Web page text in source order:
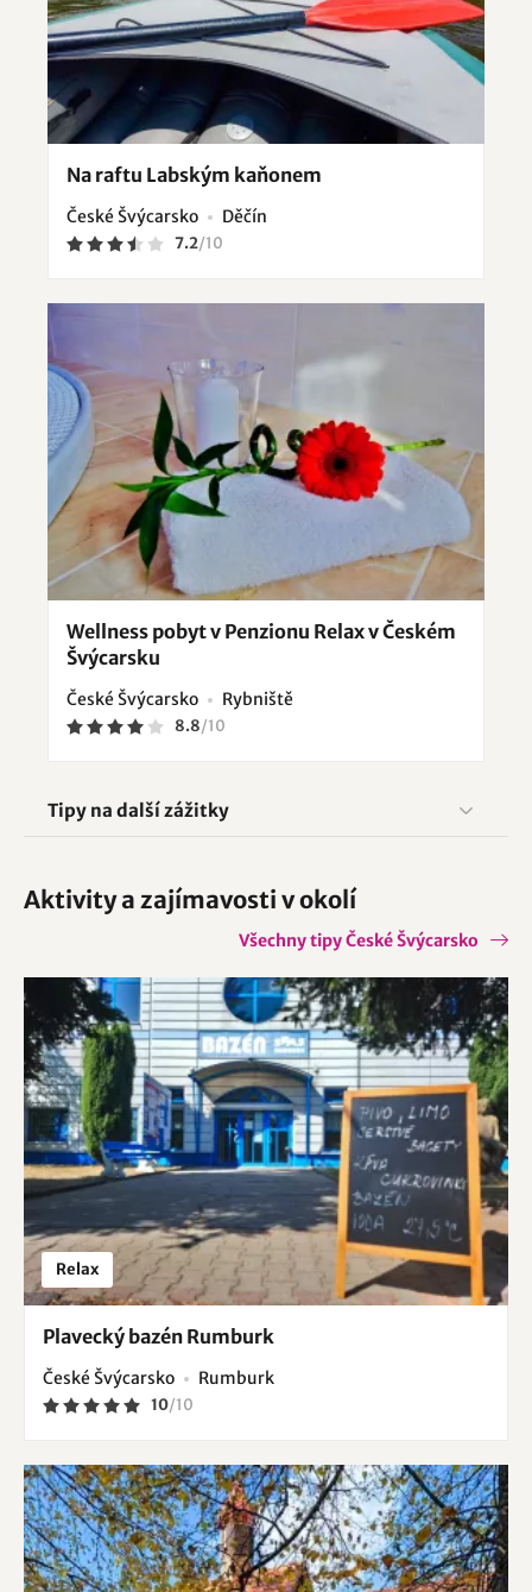
Na raftu Labským kaňonem
České Švýcarsko Děčín
7.2/10
Wellness pobyt v Penzionu Relax v Českém
Švýcarsku
České Švýcarsko Rybniště
8.8/10
Tipy na další zážitky
Aktivity a zajímavosti v okolí
Všechny tipy České Švýcarsko
Relax
Plavecký bazén Rumburk
České Švýcarsko Rumburk
10/10